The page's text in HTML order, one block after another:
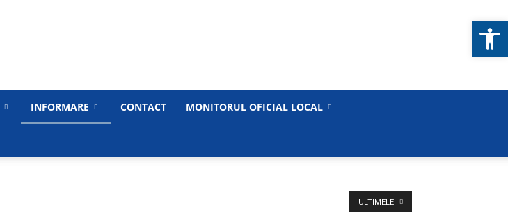
Primăria
INFORMARE CONTACT MONITORUL OFICIAL LOCAL
ULTIMELE